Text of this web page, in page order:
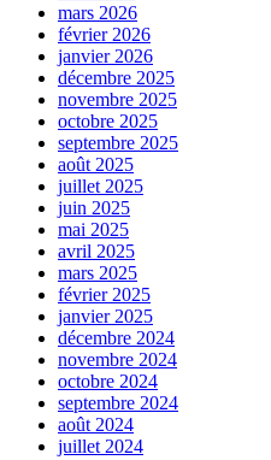
mars 2026
février 2026
janvier 2026
décembre 2025
novembre 2025
octobre 2025
septembre 2025
août 2025
juillet 2025
juin 2025
mai 2025
avril 2025
mars 2025
février 2025
janvier 2025
décembre 2024
novembre 2024
octobre 2024
septembre 2024
août 2024
juillet 2024